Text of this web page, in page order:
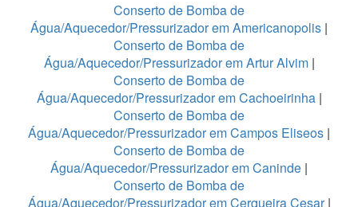
Conserto de Bomba de
Água/Aquecedor/Pressurizador em Americanopolis |
Conserto de Bomba de
Água/Aquecedor/Pressurizador em Artur Alvim |
Conserto de Bomba de
Água/Aquecedor/Pressurizador em Cachoeirinha|
Conserto de Bomba de
Água/Aquecedor/Pressurizador em Campos Eliseos |
Conserto de Bomba de
Água/Aquecedor/Pressurizador em Caninde |
Conserto de Bomba de
Água/Aquecedor/Pressurizador em Cerqueira Cesar|